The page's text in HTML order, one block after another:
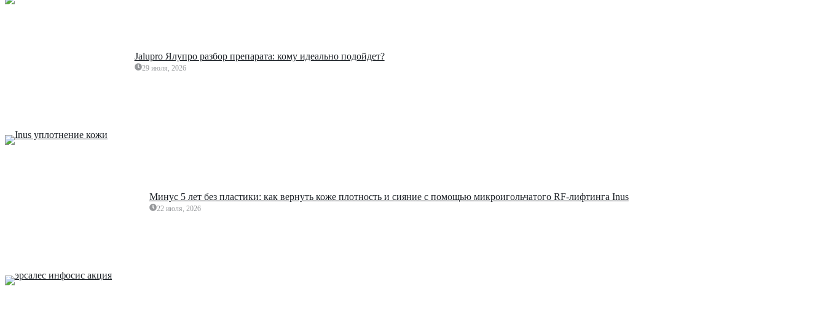
Jalupro Ялупро разбор препарата: кому идеально подойдет?
29 июля, 2026
Минус 5 лет без пластики: как вернуть коже плотность и сияние с помощью микроигольчатого RF-лифтинга Inus
22 июля, 2026